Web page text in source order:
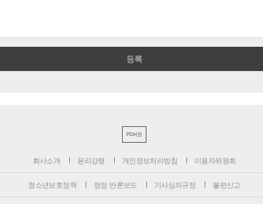
PC버전
회사소개 윤리강령 개인정보처리방침 이용자위원회
청소년보호정책 정정·반론보도 기사심의규정 불편신고